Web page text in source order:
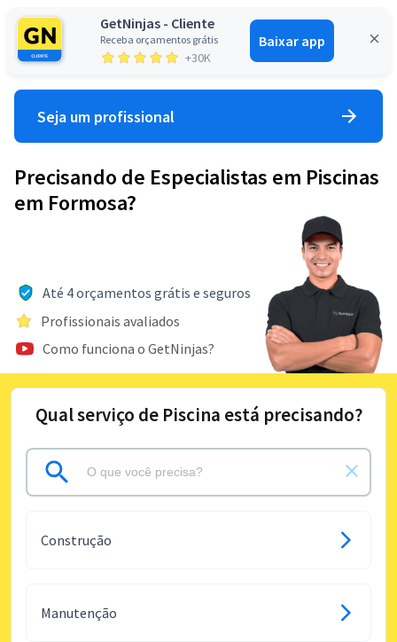
GetNinjas - Cliente
Receba orçamentos grátis
+30K
Baixar app
Entrar
Seja um profissional
Precisando de Especialistas em Piscinas
em Formosa?
Até 4 orçamentos grátis e seguros
Profissionais avaliados
Como funciona o GetNinjas?
Qual serviço de Piscina está precisando?
Construção
Manutenção